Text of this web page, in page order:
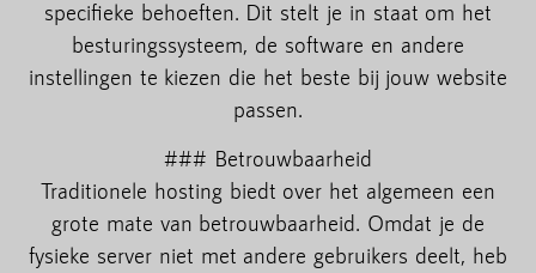
specifieke behoeften. Dit stelt je in staat om het
besturingssysteem, de software en andere
instellingen te kiezen die het beste bij jouw website
passen.
### Betrouwbaarheid
Traditionele hosting biedt over het algemeen een
grote mate van betrouwbaarheid. Omdat je de
fysieke server niet met andere gebruikers deelt, heb